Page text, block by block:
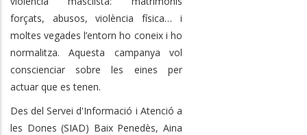
forçats, abusos, violència física… i
moltes vegades l’entorn ho coneix i ho
normalitza. Aquesta campanya vol
conscienciar sobre les eines per
actuar que es tenen.
Des del Servei d'Informació i Atenció a
les Dones (SIAD) Baix Penedès, Aina